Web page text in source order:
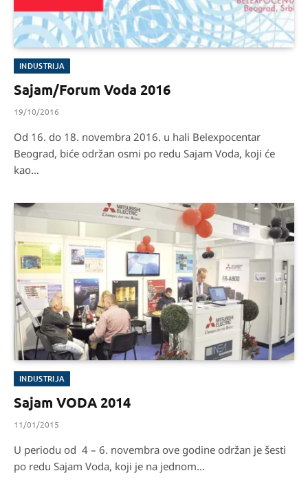
INDUSTRIJA
Sajam/Forum Voda 2016
19/10/2016
Od 16. do 18. novembra 2016. u hali Belexpocentar
Beograd, biće održan osmi po redu Sajam Voda, koji će
kao…
INDUSTRIJA
Sajam VODA 2014
11/01/2015
U periodu od 4 – 6. novembra ove godine održan je šesti
po redu Sajam Voda, koji je na jednom…